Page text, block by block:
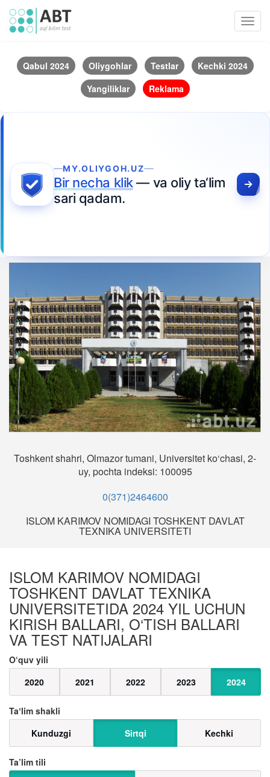
Qabul 2024 Oliygohlar Testlar
Kechki 2024
Yangiliklar
Reklama
MY.OLIYGOH.UZ
Bir necha klik— va oliy ta‘lim
sari qadam.
Toshkent shahri, Olmazor tumani, Universitet ko‘chasi, 2-
uy, pochta indeksi: 100095
0(371)2464600
ISLOM KARIMOV NOMIDAGI TOSHKENT DAVLAT
TEXNIKA UNIVERSITETI
ISLOM KARIMOV NOMIDAGI
TOSHKENT DAVLAT TEXNIKA
UNIVERSITETIDA 2024 YIL UCHUN
KIRISH BALLARI, O‘TISH BALLARI
VA TEST NATIJALARI
O‘quv yili
2020
2021 2022 2023 2024
Taʼlim shakli
Kunduzgi
Sirtqi Kechki
Ta’lim tili